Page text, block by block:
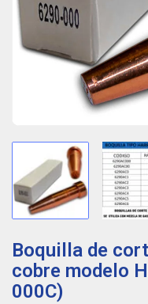
Boquilla de
cobre modelo
000C)